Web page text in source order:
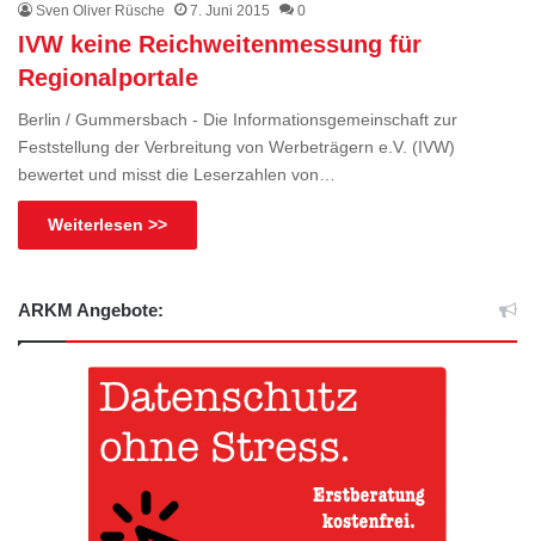
Sven Oliver Rüsche 7. Juni 2015 0
IVW keine Reichweitenmessung für
Regionalportale
Berlin / Gummersbach - Die Informationsgemeinschaft zur
Feststellung der Verbreitung von Werbeträgern e.V. (IVW)
bewertet und misst die Leserzahlen von…
Weiterlesen >>
ARKM Angebote: